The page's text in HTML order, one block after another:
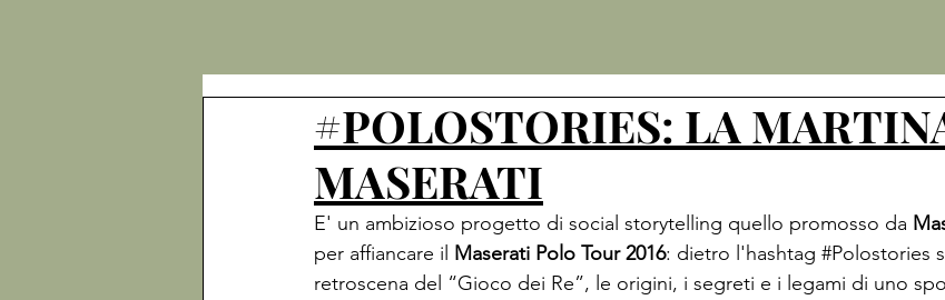
#POLOSTORIES: LA
MASERATI
E' un ambizioso progetto di social storytelling quello promosso da
per affiancare il Maserati Polo Tour 2016: dietro l'hashtag #Polostories
retroscena del “Gioco dei Re”, le origini, i segreti e i legami di uno